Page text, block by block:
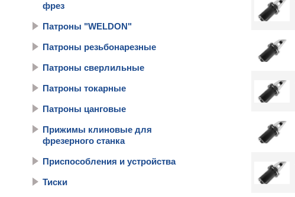
фрез
Патроны "WELDON"
Патроны резьбонарезные
Патроны сверлильные
Патроны токарные
Патроны цанговые
Прижимы клиновые для
фрезерного станка
Приспособления и устройства
Тиски